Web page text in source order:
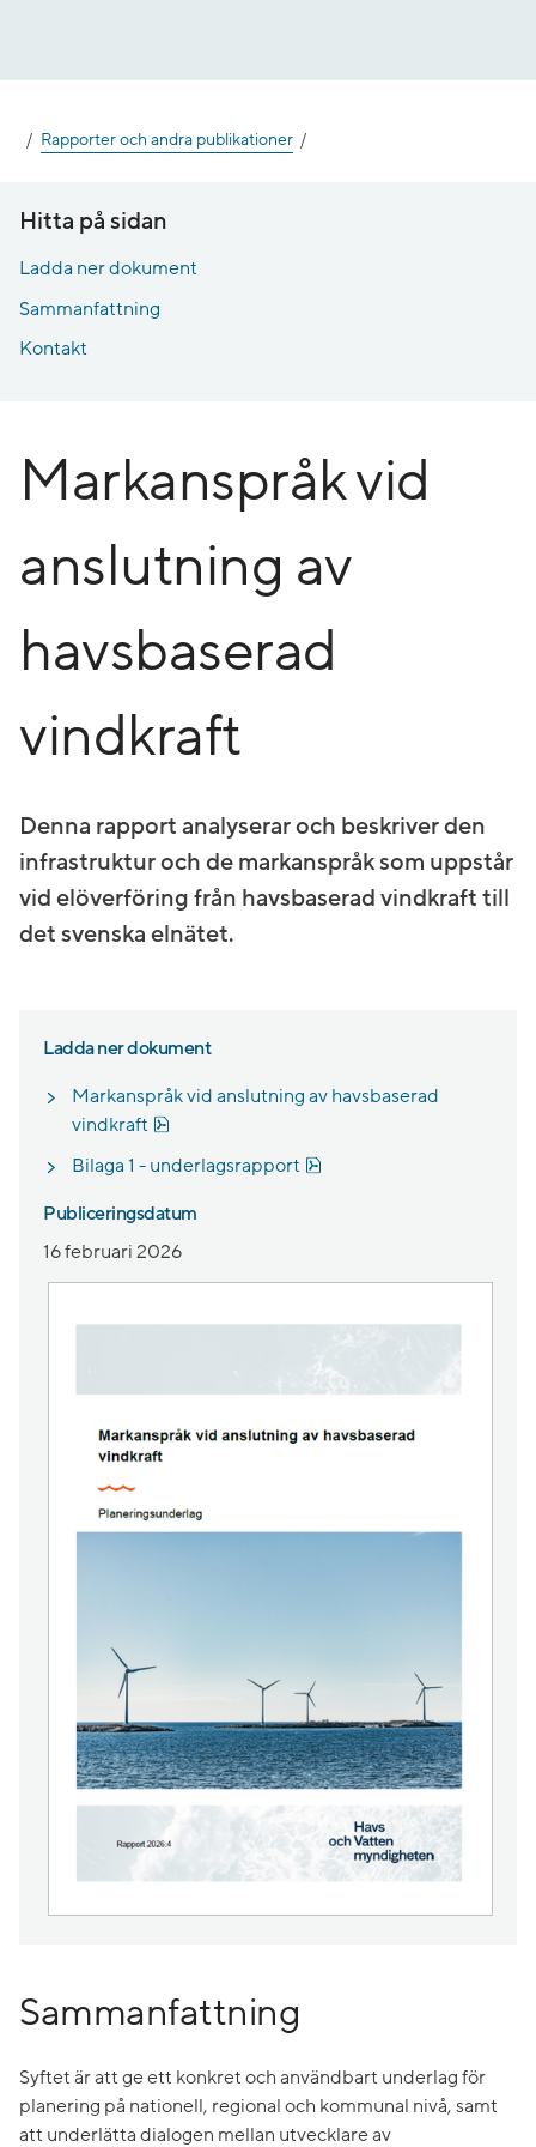
Rapporter och andra publikationer
Hitta på sidan
Ladda ner dokument
Sammanfattning
Kontakt
Markanspråk vid
anslutning av
havsbaserad
vindkraft
Denna rapport analyserar och beskriver den
infrastruktur och de markanspråk som uppstår
vid elöverföring från havsbaserad vindkraft till
det svenska elnätet.
Ladda ner dokument
Markanspråk vid anslutning av havsbaserad
vindkraft
Bilaga 1 - underlagsrapport
Publiceringsdatum
16 februari 2026
Sammanfattning
Syftet är att ge ett konkret och användbart underlag för
planering på nationell, regional och kommunal nivå, samt
att underlätta dialogen mellan utvecklare av